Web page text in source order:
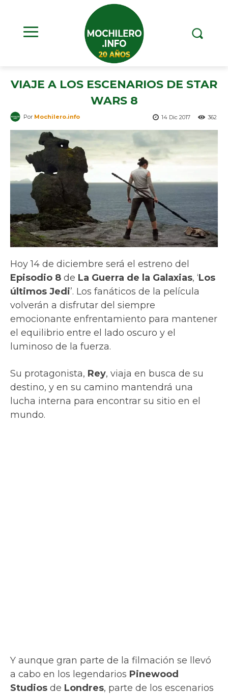
VIAJE A LOS ESCENARIOS DE STAR
WARS 8
362
14 Dic 2017
Por Mochilero.info
Hoy 14 de diciembre será el estreno del
Episodio 8 de La Guerra de la Galaxias, ‘Los
últimos Jedi’. Los fanáticos de la película
volverán a disfrutar del siempre
emocionante enfrentamiento para mantener
el equilibrio entre el lado oscuro y el
luminoso de la fuerza.
Su protagonista, Rey, viaja en busca de su
destino, y en su camino mantendrá una
lucha interna para encontrar su sitio en el
mundo.
Y aunque gran parte de la filmación se llevó
a cabo en los legendarios Pinewood
Studios de Londres, parte de los escenarios